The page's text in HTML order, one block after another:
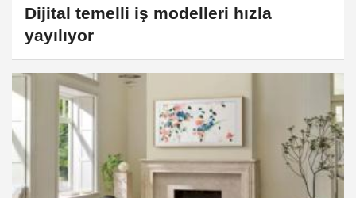
Dijital temelli iş modelleri hızla
yayılıyor